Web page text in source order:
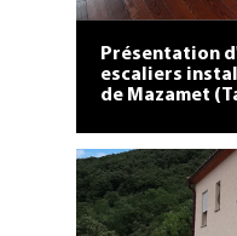
Présentation
escaliers
de Mazamet